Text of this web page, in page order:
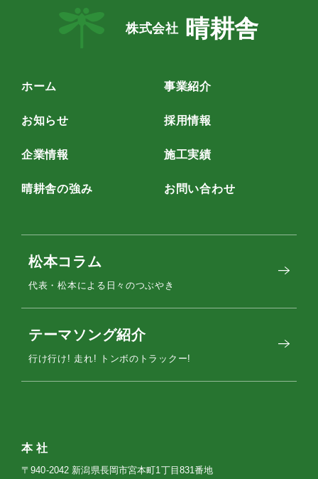
株式会社 晴耕舎
ホーム
お知らせ
企業情報
晴耕舎の強み
事業紹介
採用情報
施工実績
お問い合わせ
松本コラム
代表・松本による日々のつぶやき
テーマソング紹介
行け行け! 走れ! トンボのトラックー!
本 社
〒940-2042 新潟県長岡市宮本町1丁目831番地